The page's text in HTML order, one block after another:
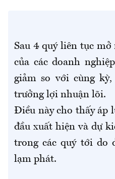
Sau 4 quý liên tục
của các doanh
giảm so với cùng
trưởng lợi nhuận lõi.
Điều này cho thấy áp
đầu xuất hiện và dự
trong các quý tới do
lạm phát.